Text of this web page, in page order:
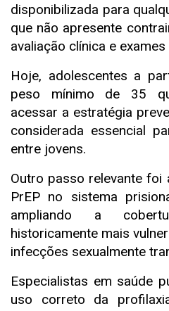
disponibilizada para
que não apresente
avaliação clínica e
Hoje, adolescentes a
peso mínimo de 35
acessar a estratégia
considerada essencial
entre jovens.
Outro passo relevante
PrEP no sistema
ampliando a
historicamente mais
infecções sexualmente
Especialistas em saúde
uso correto da